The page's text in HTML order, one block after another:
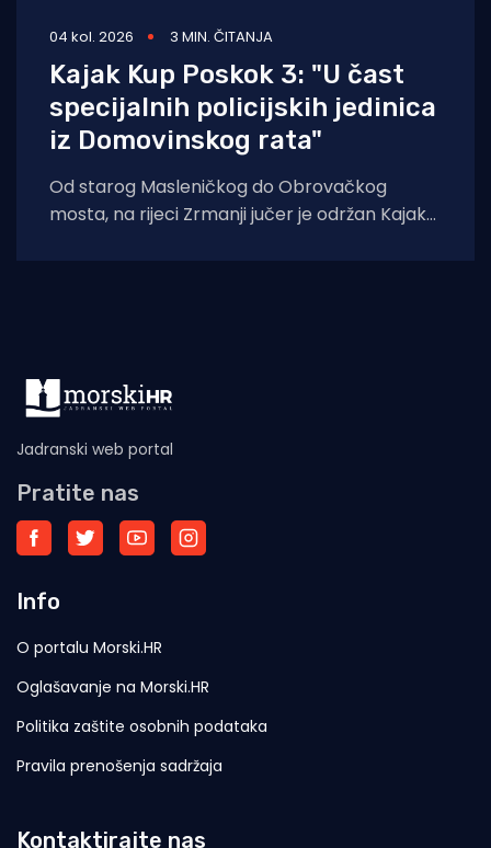
04 kol. 2026 3 MIN. ČITANJA
Kajak Kup Poskok 3: "U čast
specijalnih policijskih jedinica
iz Domovinskog rata"
Od starog Masleničkog do Obrovačkog
mosta, na rijeci Zrmanji jučer je održan Kajak
Jadranski web portal
Pratite nas
Info
O portalu Morski.HR
Oglašavanje na Morski.HR
Politika zaštite osobnih podataka
Pravila prenošenja sadržaja
Kontaktirajte nas